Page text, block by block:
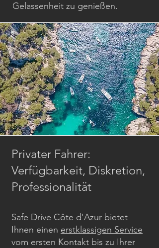
Gelassenheit zu genießen.
Privater Fahrer:
Verfügbarkeit, Diskretion,
Professionalität
Safe Drive Côte d'Azur bietet
Ihnen einen erstklassigen Service
vom ersten Kontakt bis zu Ihrer